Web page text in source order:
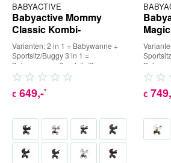
BABYACTIVE
Babyactive Mommy
Classic Kombi-
Kinderwagen
Varianten: 2 in 1 = Babywanne +
Sportsitz/Buggy 3 in 1 =
Babywanne + Sportsitz/Buggy +
Babyschale (inkl. Adapter) 4...
€ 649,-* € 749